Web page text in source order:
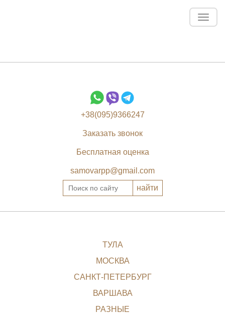
+38(095)9366247
Заказать звонок
Бесплатная оценка
samovarpp@gmail.com
ТУЛА
МОСКВА
САНКТ-ПЕТЕРБУРГ
ВАРШАВА
РАЗНЫЕ